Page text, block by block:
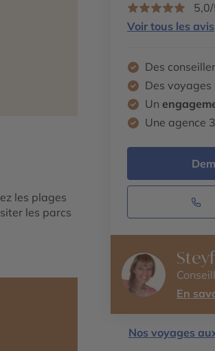
les plages
les parcs
Voir tous les avis
Des
Des voyages
Un
Une agence
En
Nos voyages